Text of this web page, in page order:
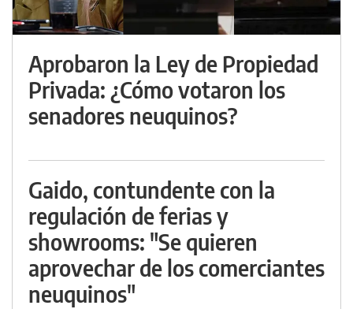
Aprobaron la Ley de Propiedad
Privada: ¿Cómo votaron los
senadores neuquinos?
Gaido, contundente con la
regulación de ferias y
showrooms: "Se quieren
aprovechar de los comerciantes
neuquinos"